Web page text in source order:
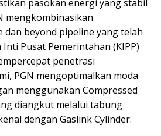
pasokan energi yang stabil
mengkombinasikan
beyond pipeline yang telah
Pusat Pemerintahan (KIPP)
penetrasi
PGN mengoptimalkan moda
menggunakan Compressed
diangkut melalui tabung
dengan Gaslink Cylinder.